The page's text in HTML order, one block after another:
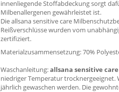
innenliegende Stoffabdeckung sorgt
Milbenallergenen gewährleistet ist.
Dieallsana sensitive care
Reißverschlüsse wurden vom
zertifiziert.
Materialzusammensetzung: 70%
Waschanleitung:allsana sensitive
niedriger Temperatur trocknergeeignet.
jährlich gewaschen werden. Die